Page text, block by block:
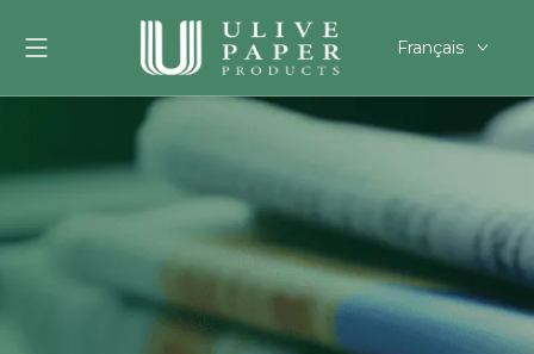
Français
Deutsch
한국어
Filipino